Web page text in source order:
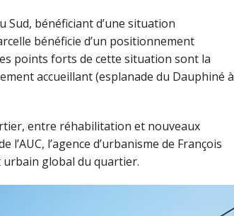
Sud, bénéficiant d’une situation
bénéficie d’un positionnement
points forts de cette situation sont la
accueillant (esplanade du Dauphiné à
entre réhabilitation et nouveaux
l’agence d’urbanisme de François
urbain global du quartier.